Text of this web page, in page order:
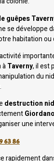
guêpes
se développe
habitation
àTaverny, il est
du
destruction
une
63 86
rapidement